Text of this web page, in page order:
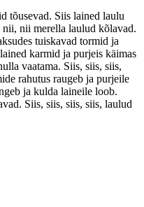
tõusevad. Siis lained laulu
nii merella laulud kõlavad.
tuiskavad tormid ja
karmid ja purjeis käimas
vaatama. Siis, siis, siis,
rahutus raugeb ja purjeile
ja kulda laineile loob.
Siis, siis, siis, siis, laulud